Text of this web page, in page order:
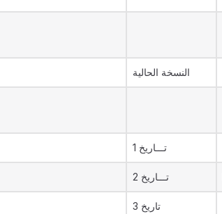
النسخة الحالية
تـــاريخ 1
تـــاريخ 2
تاريخ 3